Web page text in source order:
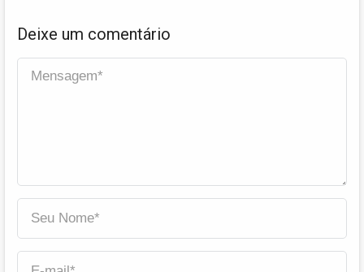
Deixe um comentário